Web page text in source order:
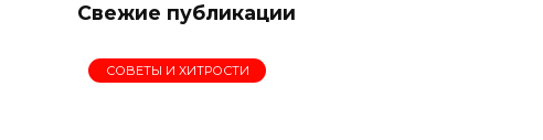
Свежие публикации
СОВЕТЫ И ХИТРОСТИ